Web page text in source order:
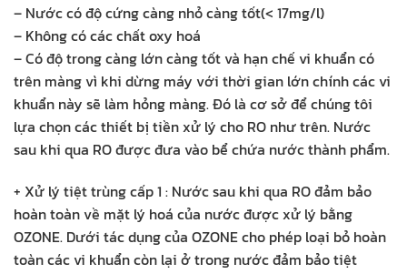
– Nước có độ cứng càng nhỏ càng tốt(< 17mg/l)
– Không có các chất oxy hoá
– Có độ trong càng lớn càng tốt và hạn chế vi khuẩn có
trên màng vì khi dừng máy với thời gian lớn chính các vi
khuẩn này sẽ làm hỏng màng. Đó là cơ sở để chúng tôi
lựa chọn các thiết bị tiền xử lý cho RO như trên. Nước
sau khi qua RO được đưa vào bể chứa nước thành phẩm.
+ Xử lý tiệt trùng cấp 1 : Nước sau khi qua RO đảm bảo
hoàn toàn về mặt lý hoá của nước được xử lý bằng
OZONE. Dưới tác dụng của OZONE cho phép loại bỏ hoàn
toàn các vi khuẩn còn lại ở trong nước đảm bảo tiệt